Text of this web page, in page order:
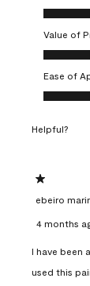
Quality of
Value of
Value of
Ease of
Ease of
Helpful?
1 out of 5
ebeiro
4 months
I have been
used this